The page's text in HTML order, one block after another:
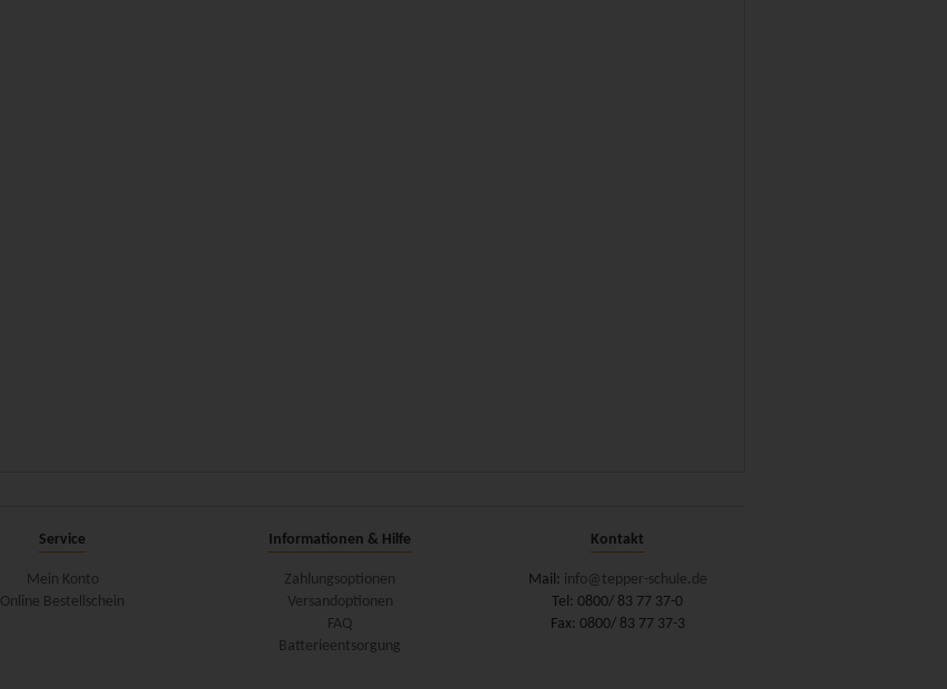
Service
Mein Konto
Online Bestellschein
Informationen & Hilfe
Zahlungsoptionen
Versandoptionen
FAQ
Batterieentsorgung
Kontakt
Mail: info@tepper-schule.de
Tel: 0800/ 83 77 37-0
Fax: 0800/ 83 77 37-3